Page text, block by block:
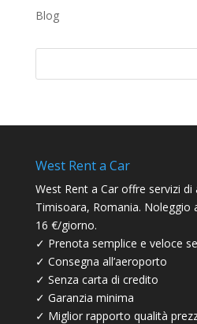
Blog
West Rent a Car
West Rent a Car offre servizi
Timisoara, Romania. Noleggio
16 €/giorno.
✓ Prenota semplice e veloce
✓ Consegna all’aeroporto
✓ Senza carta di credito
✓ Garanzia minima
✓ Miglior rapporto qualità